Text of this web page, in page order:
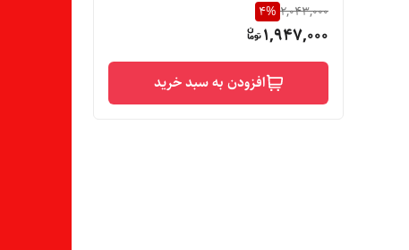
2,043,000
4%
1,947,000
افزودن به سبد خرید